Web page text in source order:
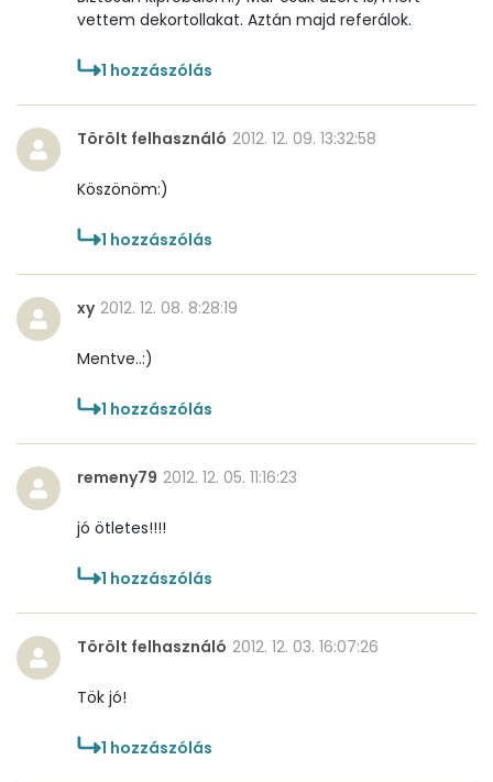
β-crypt
0 micro
Likopin
Lut-zea
19 micro
Összesen
vettem dekortollakat. Aztán majd referálok.
1 hozzászólás
Törölt felhasználó 2012. 12. 09. 13:32:58
Köszönöm:)
1 hozzászólás
xy 2012. 12. 08. 8:28:19
Mentve..:)
1 hozzászólás
remeny79 2012. 12. 05. 11:16:23
jó ötletes!!!!
1 hozzászólás
Törölt felhasználó 2012. 12. 03. 16:07:26
Tök jó!
1 hozzászólás